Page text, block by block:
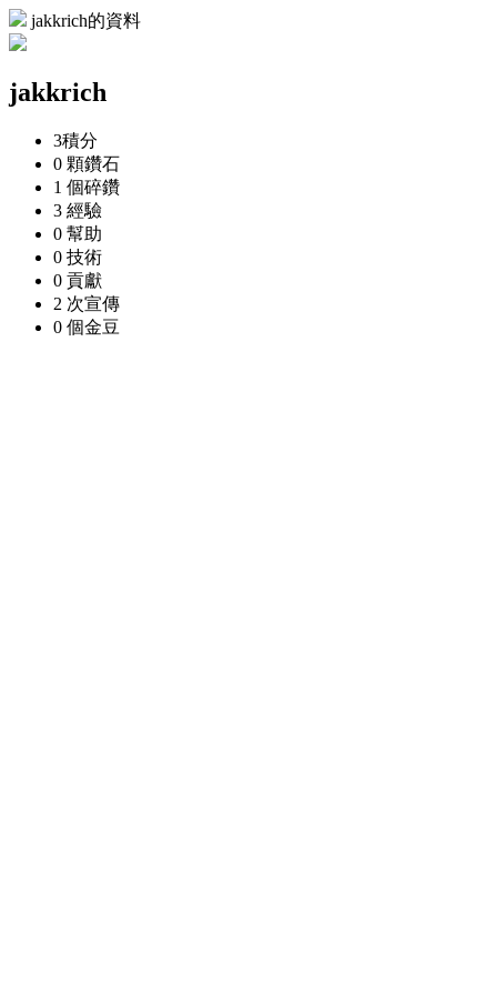
jakkrich的資料
jakkrich
3積分
0 顆鑽石
1 個碎鑽
3 經驗
0 幫助
0 技術
0 貢獻
2 次宣傳
0 個金豆